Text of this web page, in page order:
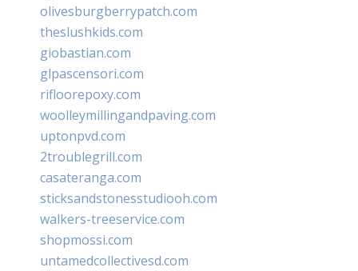
olivesburgberrypatch.com
theslushkids.com
giobastian.com
glpascensori.com
rifloorepoxy.com
woolleymillingandpaving.com
uptonpvd.com
2troublegrill.com
casateranga.com
sticksandstonesstudiooh.com
walkers-treeservice.com
shopmossi.com
untamedcollectivesd.com